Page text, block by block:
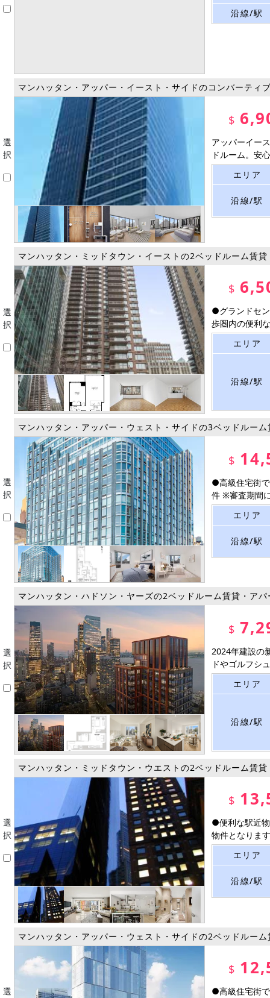
沿線/駅
選
択
マンハッタン・アッパー・イースト・サイドのコンバーティ
$
アッパーイー
ドルーム。安
エリア
沿線/駅
選
択
マンハッタン・ミッドタウン・イーストの2ベッドルーム賃
$
●グランドセ
歩圏内の便利
エリア
沿線/駅
選
択
マンハッタン・アッパー・ウェスト・サイドの3ベッドルー
$
●高級住宅街
件 ※審査期間
エリア
沿線/駅
選
択
マンハッタン・ハドソン・ヤーズの2ベッドルーム賃貸・ア
$
2024年建設の
ドやゴルフシ
エリア
沿線/駅
選
択
マンハッタン・ミッドタウン・ウエストの2ベッドルーム賃
$
●便利な駅近
物件となりま
エリア
沿線/駅
選
マンハッタン・アッパー・ウェスト・サイドの2ベッドルー
$
●高級住宅街